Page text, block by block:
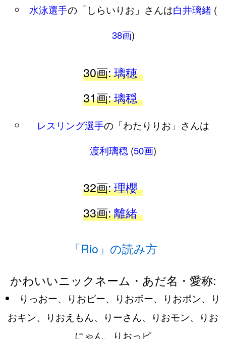
水泳選手の「しらいりお」さんは白井璃緒 (
38画)
30画:璃穂
31画:璃穏
レスリング選手の「わたりりお」さんは
渡利璃穏 (50画)
32画:理櫻
33画:離緒
「Rio」の読み方
かわいいニックネーム・あだ名・愛称:
りっおー、りおピー、りおボー、りおポン、り
おキン、りおえもん、りーさん、りおモン、りお
にゃん、りおっピ